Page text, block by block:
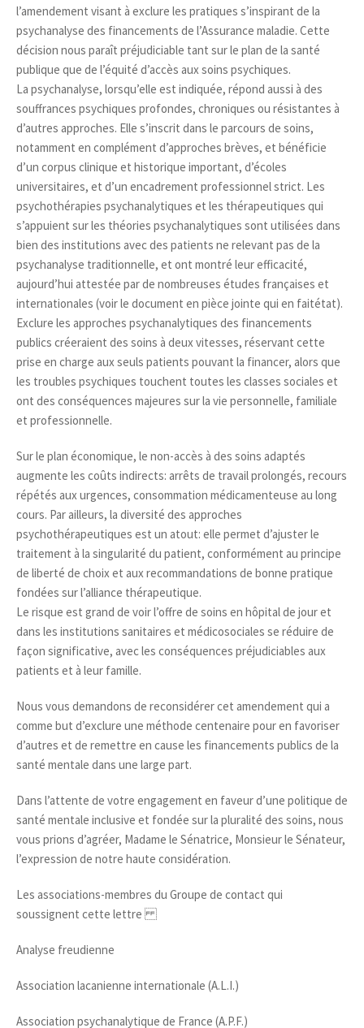
l’amendement visant à exclure les pratiques s’inspirant de la
psychanalyse des financements de l’Assurance maladie. Cette
décision nous paraît préjudiciable tant sur le plan de la santé
publique que de l’équité d’accès aux soins psychiques.
La psychanalyse, lorsqu’elle est indiquée, répond aussi à des
souffrances psychiques profondes, chroniques ou résistantes à
d’autres approches. Elle s’inscrit dans le parcours de soins,
notamment en complément d’approches brèves, et bénéficie
d’un corpus clinique et historique important, d’écoles
universitaires, et d’un encadrement professionnel strict. Les
psychothérapies psychanalytiques et les thérapeutiques qui
s’appuient sur les théories psychanalytiques sont utilisées dans
bien des institutions avec des patients ne relevant pas de la
psychanalyse traditionnelle, et ont montré leur efficacité,
aujourd’hui attestée par de nombreuses études françaises et
internationales (voir le document en pièce jointe qui en faitétat).
Exclure les approches psychanalytiques des financements
publics créeraient des soins à deux vitesses, réservant cette
prise en charge aux seuls patients pouvant la financer, alors que
les troubles psychiques touchent toutes les classes sociales et
ont des conséquences majeures sur la vie personnelle, familiale
et professionnelle.
Sur le plan économique, le non-accès à des soins adaptés
augmente les coûts indirects: arrêts de travail prolongés, recours
répétés aux urgences, consommation médicamenteuse au long
cours. Par ailleurs, la diversité des approches
psychothérapeutiques est un atout: elle permet d’ajuster le
traitement à la singularité du patient, conformément au principe
de liberté de choix et aux recommandations de bonne pratique
fondées sur l’alliance thérapeutique.
Le risque est grand de voir l’offre de soins en hôpital de jour et
dans les institutions sanitaires et médicosociales se réduire de
façon significative, avec les conséquences préjudiciables aux
patients et à leur famille.
Nous vous demandons de reconsidérer cet amendement qui a
comme but d’exclure une méthode centenaire pour en favoriser
d’autres et de remettre en cause les financements publics de la
santé mentale dans une large part.
Dans l’attente de votre engagement en faveur d’une politique de
santé mentale inclusive et fondée sur la pluralité des soins, nous
vous prions d’agréer, Madame le Sénatrice, Monsieur le Sénateur,
l’expression de notre haute considération.
Les associations-membres du Groupe de contact qui
soussignent cette lettre
Analyse freudienne
Association lacanienne internationale (A.L.I.)
Association psychanalytique de France (A.P.F.)